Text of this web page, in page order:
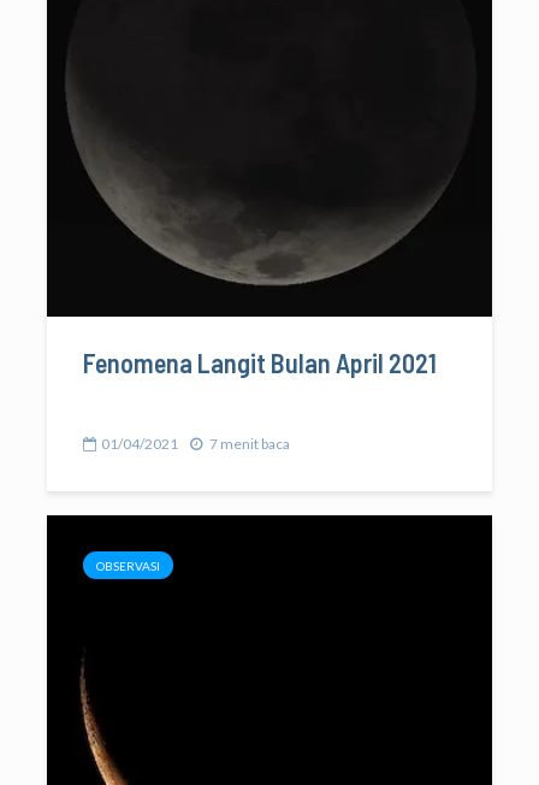
Fenomena Langit Bulan April 2021
01/04/2021 7 menit baca
OBSERVASI